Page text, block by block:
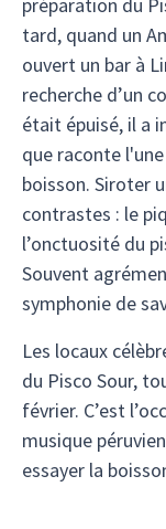
tard, quand un
ouvert un bar à
recherche d’un
était épuisé, il a
que raconte
boisson. Siroter
contrastes : le
l’onctuosité du
Souvent
symphonie de
Les locaux
du Pisco Sour,
février. C’est
musique
essayer la